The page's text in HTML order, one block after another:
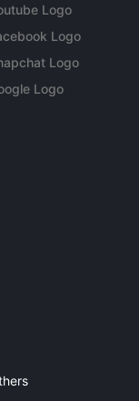
Logo
Logo
Logo
Logo